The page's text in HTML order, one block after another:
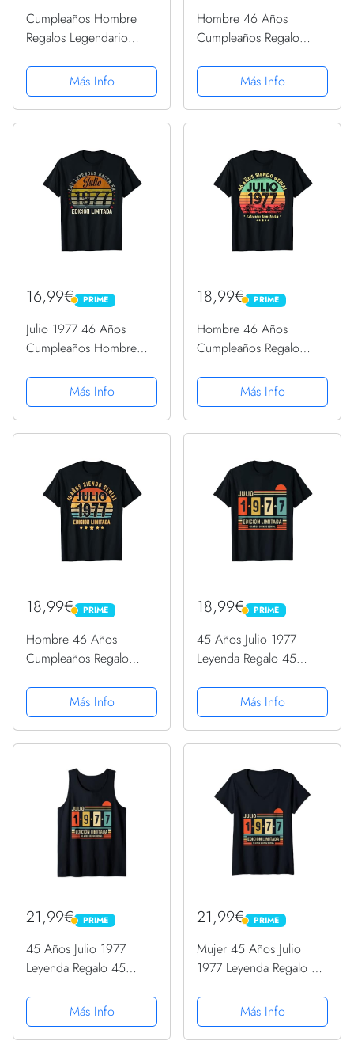
Cumpleaños Hombre
Regalos Legendario
CamisetaMás Info
Hombre 46 Años
Cumpleaños Regalo
46 Años Camiseta
Más Info
16,99€ PRIME
PRIME
Julio 1977 46 Años
Cumpleaños Hombre
Más Info
18,99€ PRIME
PRIME
Hombre 46 Años
Cumpleaños Regalo
46 Años Camiseta
Más Info
18,99€ PRIME
PRIME
Hombre 46 Años
Cumpleaños Regalo
46 Años Camiseta
Más Info
18,99€ PRIME
PRIME
45 Años Julio 1977
Leyenda Regalo 45
Más Info
21,99€ PRIME
PRIME
45 Años Julio 1977
Leyenda Regalo 45
sin MangasMás Info
21,99€ PRIME
PRIME
Mujer 45 Años Julio
1977 Leyenda Regalo 45
Cuello VMás Info